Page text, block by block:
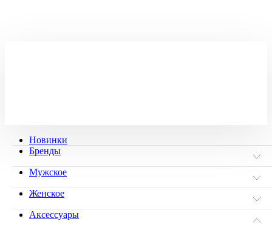
Новинки
Бренды
Мужское
Женское
Аксессуары